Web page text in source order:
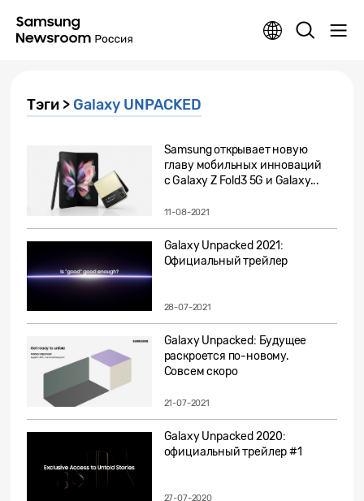
Тэги > Galaxy UNPACKED
Samsung открывает новую
главу мобильных инноваций
с Galaxy Z Fold3 5G и Galaxy...
11-08-2021
Galaxy Unpacked 2021:
Официальный трейлер
28-07-2021
Galaxy Unpacked: Будущее
раскроется по-новому.
Совсем скоро
21-07-2021
Galaxy Unpacked 2020:
официальный трейлер #1
27-07-2020